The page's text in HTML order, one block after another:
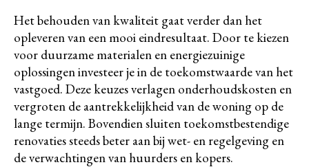
Het behouden van kwaliteit gaat verder dan het
opleveren van een mooi eindresultaat. Door te kiezen
voor duurzame materialen en energiezuinige
oplossingen investeer je in de toekomstwaarde van het
vastgoed. Deze keuzes verlagen onderhoudskosten en
vergroten de aantrekkelijkheid van de woning op de
lange termijn. Bovendien sluiten toekomstbestendige
renovaties steeds beter aan bij wet- en regelgeving en
de verwachtingen van huurders en kopers.